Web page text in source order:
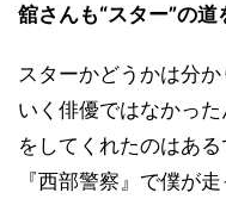
舘さんも“スター”の道
スターかどうかは分
いく俳優ではなかっ
をしてくれたのはあ
『西部警察』で僕が